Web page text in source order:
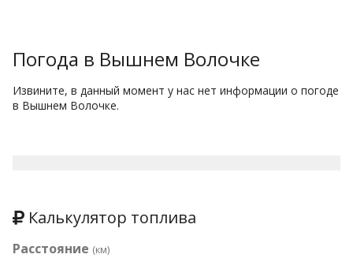
Погода в Вышнем Волочке
Извините, в данный момент у нас нет информации о погоде
в Вышнем Волочке.
Калькулятор топлива
Расстояние (км)